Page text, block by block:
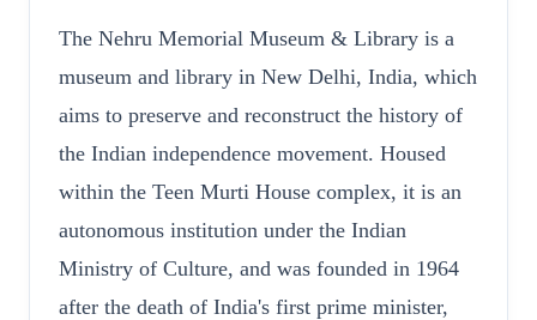
The Nehru Memorial Museum & Library is a
museum and library in New Delhi, India, which
aims to preserve and reconstruct the history of
the Indian independence movement. Housed
within the Teen Murti House complex, it is an
autonomous institution under the Indian
Ministry of Culture, and was founded in 1964
after the death of India's first prime minister,